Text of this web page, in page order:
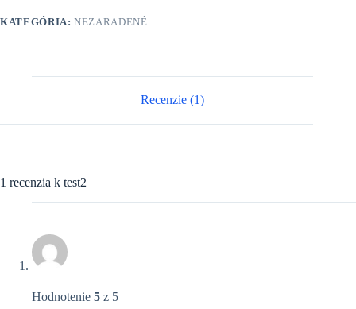
KATEGÓRIA:NEZARADENÉ
Recenzie (1)
1 recenzia k test2
Hodnotenie 5 z 5